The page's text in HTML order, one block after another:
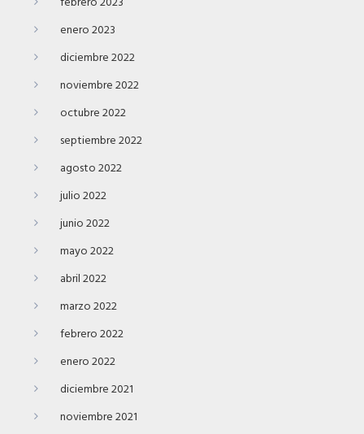
enero 2023
diciembre 2022
noviembre 2022
octubre 2022
septiembre 2022
agosto 2022
julio 2022
junio 2022
mayo 2022
abril 2022
marzo 2022
febrero 2022
enero 2022
diciembre 2021
noviembre 2021